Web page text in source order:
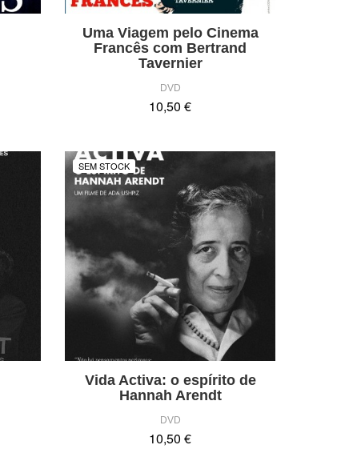
Uma Viagem pelo Cinema
Francês com Bertrand
Tavernier
DVD
10,50 €
SEM STOCK
Vida Activa: o espírito de
Hannah Arendt
DVD
10,50 €